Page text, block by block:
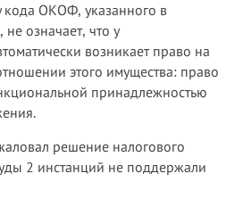
кода ОКОФ, указанного в
означает, что у
возникает право на
этого имущества: право
принадлежностью
решение налогового
2 инстанций не поддержали